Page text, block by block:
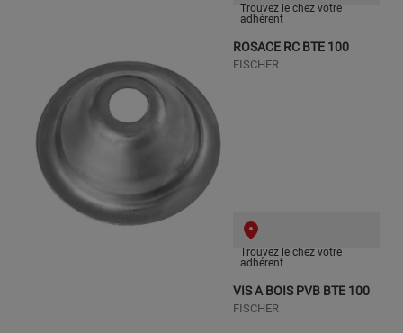
Trouvez le chez votre
adhérent
ROSACE RC BTE 100
FISCHER
Trouvez le chez votre
adhérent
VIS A BOIS PVB BTE 100
FISCHER